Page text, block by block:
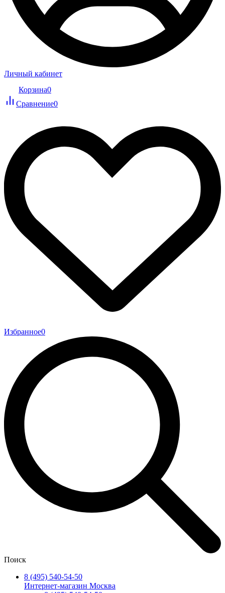
Личный кабинет
Корзина0
Сравнение0
Избранное0
Поиск
8 (495) 540-54-50
Интернет-магазин Москва